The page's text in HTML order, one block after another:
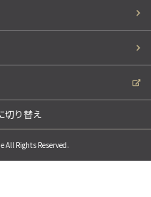
切り替え
All Rights Reserved.